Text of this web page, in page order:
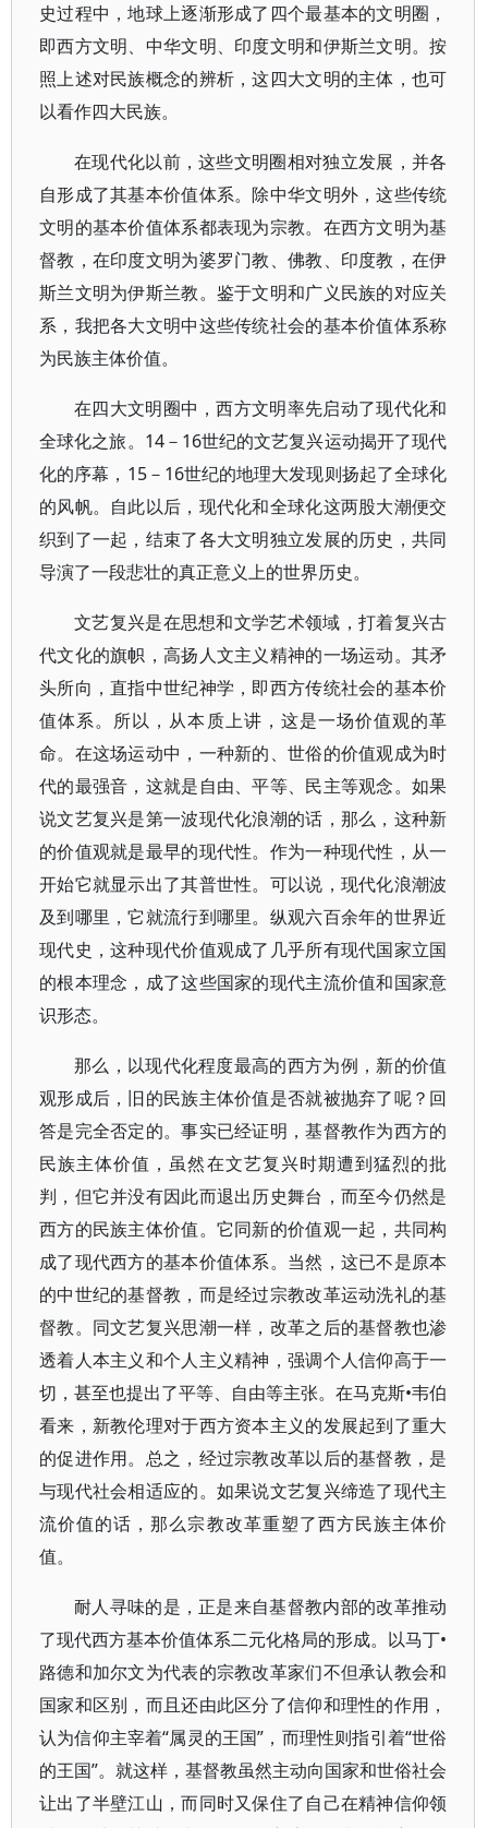
史过程中，地球上逐渐形成了四个最基本的文明圈，
即西方文明、中华文明、印度文明和伊斯兰文明。按
照上述对民族概念的辨析，这四大文明的主体，也可
以看作四大民族。
在现代化以前，这些文明圈相对独立发展，并各
自形成了其基本价值体系。除中华文明外，这些传统
文明的基本价值体系都表现为宗教。在西方文明为基
督教，在印度文明为婆罗门教、佛教、印度教，在伊
斯兰文明为伊斯兰教。鉴于文明和广义民族的对应关
系，我把各大文明中这些传统社会的基本价值体系称
为民族主体价值。
在四大文明圈中，西方文明率先启动了现代化和
全球化之旅。14－16世纪的文艺复兴运动揭开了现代
化的序幕，15－16世纪的地理大发现则扬起了全球化
的风帆。自此以后，现代化和全球化这两股大潮便交
织到了一起，结束了各大文明独立发展的历史，共同
导演了一段悲壮的真正意义上的世界历史。
文艺复兴是在思想和文学艺术领域，打着复兴古
代文化的旗帜，高扬人文主义精神的一场运动。其矛
头所向，直指中世纪神学，即西方传统社会的基本价
值体系。所以，从本质上讲，这是一场价值观的革
命。在这场运动中，一种新的、世俗的价值观成为时
代的最强音，这就是自由、平等、民主等观念。如果
说文艺复兴是第一波现代化浪潮的话，那么，这种新
的价值观就是最早的现代性。作为一种现代性，从一
开始它就显示出了其普世性。可以说，现代化浪潮波
及到哪里，它就流行到哪里。纵观六百余年的世界近
现代史，这种现代价值观成了几乎所有现代国家立国
的根本理念，成了这些国家的现代主流价值和国家意
识形态。
那么，以现代化程度最高的西方为例，新的价值
观形成后，旧的民族主体价值是否就被抛弃了呢？回
答是完全否定的。事实已经证明，基督教作为西方的
民族主体价值，虽然在文艺复兴时期遭到猛烈的批
判，但它并没有因此而退出历史舞台，而至今仍然是
西方的民族主体价值。它同新的价值观一起，共同构
成了现代西方的基本价值体系。当然，这已不是原本
的中世纪的基督教，而是经过宗教改革运动洗礼的基
督教。同文艺复兴思潮一样，改革之后的基督教也渗
透着人本主义和个人主义精神，强调个人信仰高于一
切，甚至也提出了平等、自由等主张。在马克斯•韦伯
看来，新教伦理对于西方资本主义的发展起到了重大
的促进作用。总之，经过宗教改革以后的基督教，是
与现代社会相适应的。如果说文艺复兴缔造了现代主
流价值的话，那么宗教改革重塑了西方民族主体价
值。
耐人寻味的是，正是来自基督教内部的改革推动
了现代西方基本价值体系二元化格局的形成。以马丁•
路德和加尔文为代表的宗教改革家们不但承认教会和
国家和区别，而且还由此区分了信仰和理性的作用，
认为信仰主宰着“属灵的王国”，而理性则指引着“世俗
的王国”。就这样，基督教虽然主动向国家和世俗社会
让出了半壁江山，而同时又保住了自己在精神信仰领